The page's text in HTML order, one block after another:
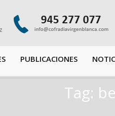
PUBLICACIONES
Tag: